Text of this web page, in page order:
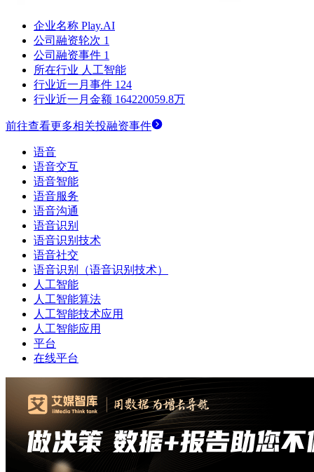
企业名称 Play.AI
公司融资轮次 1
公司融资事件 1
所在行业 人工智能
行业近一月事件 124
行业近一月金额 164220059.8万
前往查看更多相关投融资事件
语音
语音交互
语音智能
语音服务
语音沟通
语音识别
语音识别技术
语音社交
语音识别（语音识别技术）
人工智能
人工智能算法
人工智能技术应用
人工智能应用
平台
在线平台